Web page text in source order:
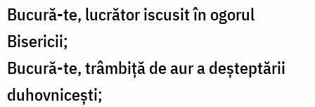
Bucură-te, lucrător iscusit în ogorul
Bisericii;
Bucură-te, trâmbiță de aur a deșteptării
duhovnicești;